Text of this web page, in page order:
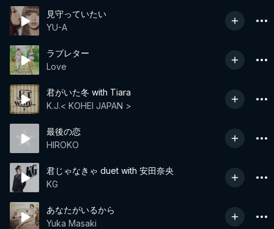
見守っていたい
YU-A
ラブレター
Love
君がいた冬 with Tiara
K.J.< KOHEI JAPAN >
最後の恋
HIROKO
君じゃなきゃ duet with 安田奈央
KG
あなたがいるから
Yuka Masaki